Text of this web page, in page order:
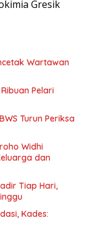
Gresik
Wartawan
Pelari
Turun Periksa
Widhi
dan
Tiap Hari,
Kades: